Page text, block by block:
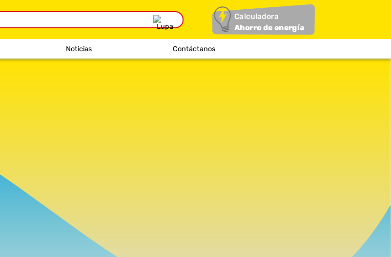
Calculadora
Ahorro de energía
Noticias Contáctanos